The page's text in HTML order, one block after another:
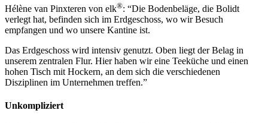
Hélène van Pinxteren von elk®: “Die Bodenbeläge, die Bolidt
verlegt hat, befinden sich im Erdgeschoss, wo wir Besuch
empfangen und wo unsere Kantine ist.
Das Erdgeschoss wird intensiv genutzt. Oben liegt der Belag in
unserem zentralen Flur. Hier haben wir eine Teeküche und einen
hohen Tisch mit Hockern, an dem sich die verschiedenen
Disziplinen im Unternehmen treffen.”
Unkompliziert